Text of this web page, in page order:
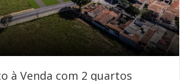
à Venda com 2 quartos